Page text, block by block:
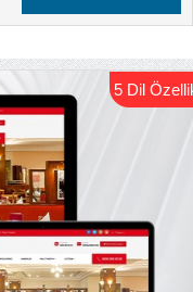
5 Dil